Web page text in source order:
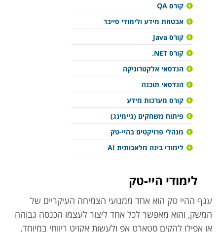
קורס QA
אבטחת מידע ולימודי סייבר
קורס Java
קורס NET.
הנדסאי אלקטרוניקה
הנדסאי תוכנה
קורס מערכות מידע
פיתוח משחקים (גיימינג)
מנהלי פרויקטים בהיי-טק
לימודי בינה מלאכותית AI
לימודי היי-טק
ענף ההיי טק הוא אחד ממנועי הצמיחה העיקריים של
המשק, והוא מאפשר לכל אחד ליצור לעצמו הכנסה גבוהה
או אפילו להקים סטארט אפ ולעשות אקזיט ריווחי במיוחד.